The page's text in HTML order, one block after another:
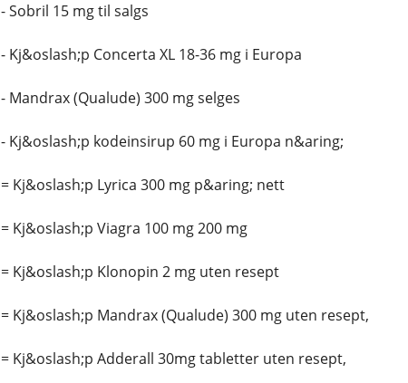
- Sobril 15 mg til salgs
- Kj&oslash;p Concerta XL 18-36 mg i Europa
- Mandrax (Qualude) 300 mg selges
- Kj&oslash;p kodeinsirup 60 mg i Europa n&aring;
= Kj&oslash;p Lyrica 300 mg p&aring; nett
= Kj&oslash;p Viagra 100 mg 200 mg
= Kj&oslash;p Klonopin 2 mg uten resept
= Kj&oslash;p Mandrax (Qualude) 300 mg uten resept,
= Kj&oslash;p Adderall 30mg tabletter uten resept,